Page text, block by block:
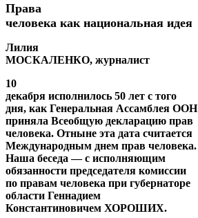
Права
человека как национальная идея
Лилия
МОСКАЛЕНКО, журналист
10
декабря исполнилось 50 лет с того
дня, как Генеральная Ассамблея ООН
приняла Всеобщую декларацию прав
человека. Отныне эта дата считается
Международным днем прав человека.
Наша беседа — с исполняющим
обязанности председателя комиссии
по правам человека при губернаторе
области Геннадием
Константиновичем ХОРОШИХ.